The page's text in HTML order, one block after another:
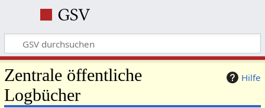
Hilfe
Zentrale öffentliche
Logbücher